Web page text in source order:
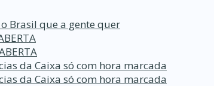
Brasil que a gente quer
da Caixa só com hora marcada
da Caixa só com hora marcada